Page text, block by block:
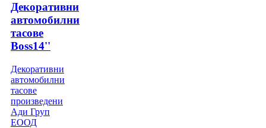
Декоративни
автомобилни
тасове
Boss14''
Декоративни
автомобилни
тасове
произведени
Ади Груп
ЕООД